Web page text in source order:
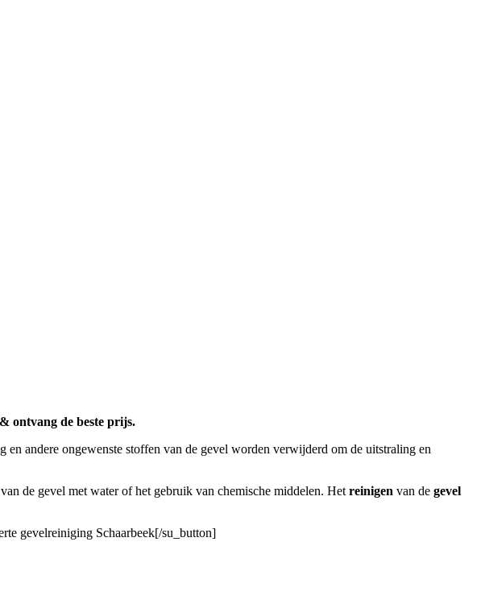
ontvang de beste prijs.
andere ongewenste stoffen van de gevel worden verwijderd om de uitstraling en
de gevel met water of het gebruik van chemische middelen. Het reinigen van de gevel
gevelreiniging Schaarbeek[/su_button]